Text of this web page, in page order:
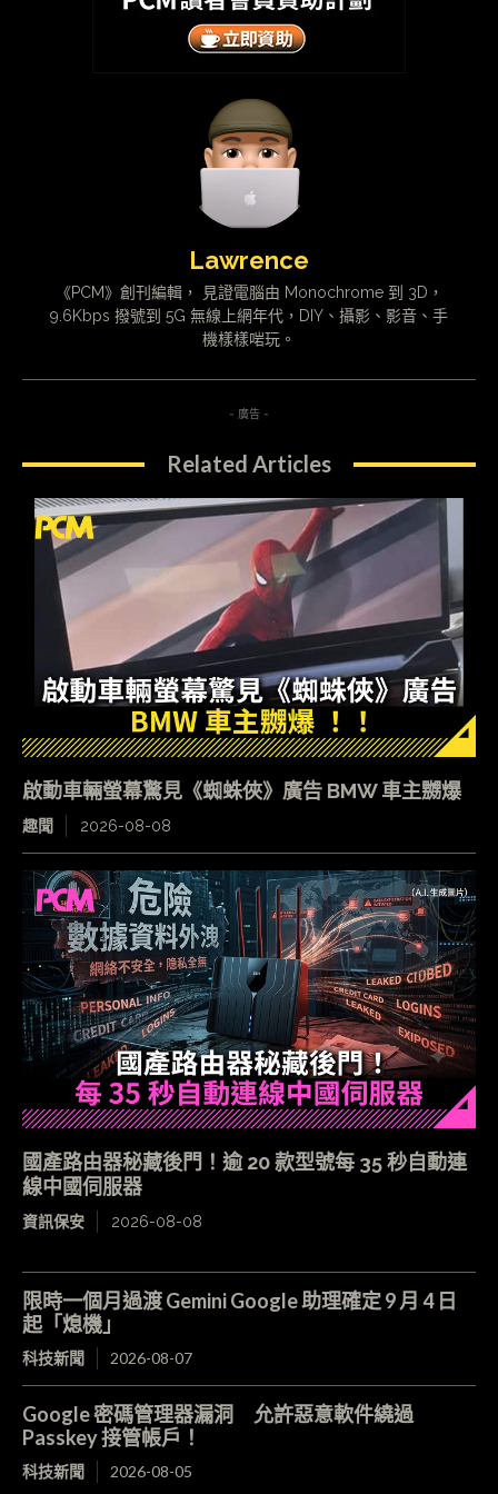
Lawrence
《PCM》創刊編輯， 見證電腦由 Monochrome 到 3D，
9.6Kbps 撥號到 5G 無線上網年代，DIY、攝影、影音、手
機樣樣啱玩。
- 廣告 -
Related Articles
啟動車輛螢幕驚見《蜘蛛俠》廣告 BMW 車主嬲爆
趣聞 2026-08-08
國產路由器秘藏後門！逾 20 款型號每 35 秒自動連
線中國伺服器
資訊保安 2026-08-08
限時一個月過渡 Gemini Google 助理確定 9 月 4 日
起「熄機」
科技新聞 2026-08-07
Google 密碼管理器漏洞 允許惡意軟件繞過
Passkey 接管帳戶！
科技新聞 2026-08-05